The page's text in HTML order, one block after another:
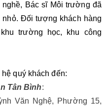
Bác sĩ Môi trường đã
Đối tượng khách hàng
trường học, khu công
quý khách đến:
Tân Bình:
Văn Nghệ, Phường 15,